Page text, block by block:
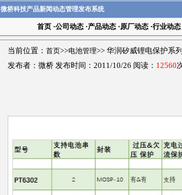
微桥科技产品新闻动态管理发布系统
首页·公司动态·产品动态·原厂动态·行业动态
当前位置： 首页>>电池管理>> 华润矽威锂电保护系
发布者：微桥 发布时间：2011/10/26 阅读： 12560